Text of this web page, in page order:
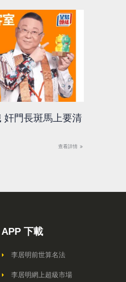
奸門長斑馬上要清
查看詳情
APP 下載
李居明前世算名法
李居明網上超級市場